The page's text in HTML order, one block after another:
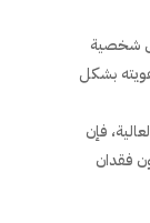
شخصية
بشكل
فإن
فقدان